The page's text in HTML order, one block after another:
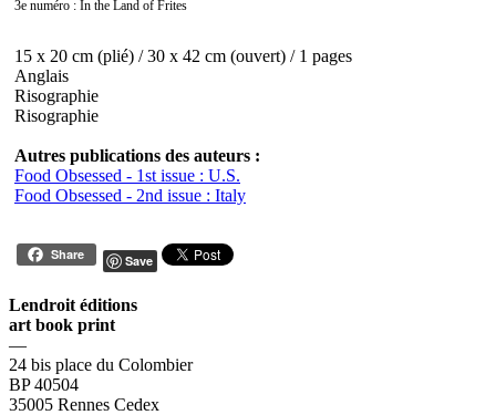
3e numéro : In the Land of Frites
15 x 20 cm (plié) / 30 x 42 cm (ouvert) / 1 pages
Anglais
Risographie
Risographie
Autres publications des auteurs :
Food Obsessed - 1st issue : U.S.
Food Obsessed - 2nd issue : Italy
Share Save
Lendroit éditions
art book print
—
24 bis place du Colombier
BP 40504
35005 Rennes Cedex